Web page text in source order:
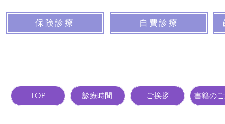
保険診療 自費診療
TOP 診療時間 ご挨拶 書籍の